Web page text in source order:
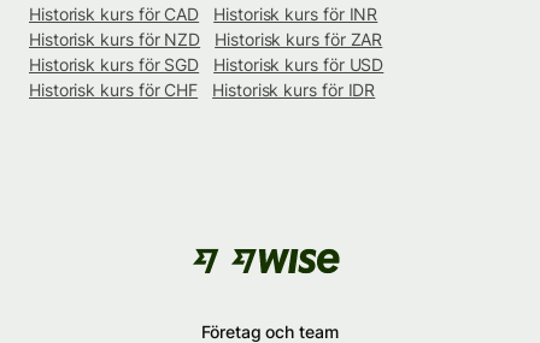
Historisk kurs för CAD
Historisk kurs för INR
Historisk kurs för NZD
Historisk kurs för ZAR
Historisk kurs för SGD
Historisk kurs för USD
Historisk kurs för CHF
Historisk kurs för IDR
Företag och team